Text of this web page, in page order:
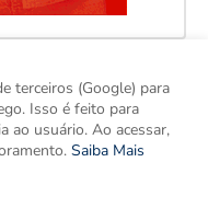
terceiros (Google) para
Isso é feito para
ao usuário. Ao acessar,
Saiba Mais